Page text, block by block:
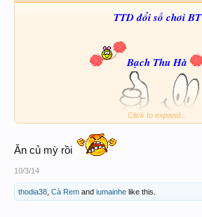
TTD đổi số chơi BT
Bạch Thu Hà
713 113
Click to expand...
Ăn củ mỳ rồi
10/3/14
thodia38 Cà Rem and iumainhe like this.